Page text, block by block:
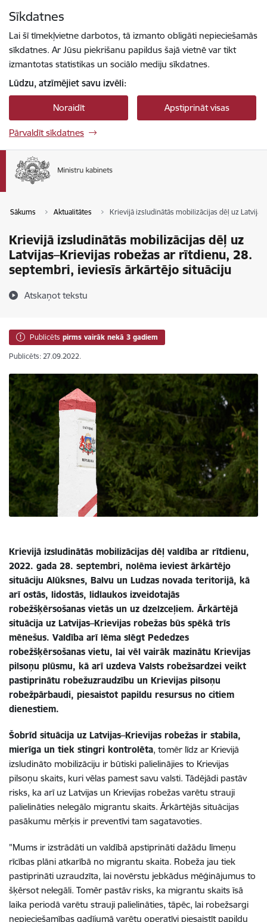
Sīkdatnes
Lai šī tīmekļvietne darbotos, tā izmanto obligāti nepieciešamās
sīkdatnes. Ar Jūsu piekrišanu papildus šajā vietnē var tikt
izmantotas statistikas un sociālo mediju sīkdatnes.
Lūdzu, atzīmējiet savu izvēli:
Noraidīt Apstiprināt visas
Pārvaldīt sīkdatnes
Sākums Aktualitātes Krievijā izsludinātās mobilizācijas dēļ uz
Krievijā izsludinātās mobilizācijas dēļ uz
Latvijas–Krievijas robežas ar rītdienu, 28.
septembri, ieviesīs ārkārtējo situāciju
Atskaņot tekstu
Publicēts pirms vairāk nekā 3 gadiem
Publicēts: 27.09.2022.
Krievijā izsludinātās mobilizācijas dēļ valdība ar rītdienu,
2022. gada 28. septembri, nolēma ieviest ārkārtējo
situāciju Alūksnes, Balvu un Ludzas novada teritorijā, kā
arī ostās, lidostās, lidlaukos izveidotajās
robežšķērsošanas vietās un uz dzelzceļiem. Ārkārtējā
situācija uz Latvijas–Krievijas robežas būs spēkā trīs
mēnešus. Valdība arī lēma slēgt Pededzes
robežšķērsošanas vietu, lai vēl vairāk mazinātu Krievijas
pilsoņu plūsmu, kā arī uzdeva Valsts robežsardzei veikt
pastiprinātu robežuzraudzību un Krievijas pilsoņu
robežpārbaudi, piesaistot papildu resursus no citiem
dienestiem.
Šobrīd situācija uz Latvijas–Krievijas robežas ir stabila,
mierīga un tiek stingri kontrolēta, tomēr līdz ar Krievijā
izsludināto mobilizāciju ir būtiski palielinājies to Krievijas
pilsoņu skaits, kuri vēlas pamest savu valsti. Tādējādi pastāv
risks, ka arī uz Latvijas un Krievijas robežas varētu strauji
palielināties nelegālo migrantu skaits. Ārkārtējās situācijas
pasākumu mērķis ir preventīvi tam sagatavoties.
"Mums ir izstrādāti un valdībā apstiprināti dažādu līmeņu
rīcības plāni atkarībā no migrantu skaita. Robeža jau tiek
pastiprināti uzraudzīta, lai novērstu jebkādus mēģinājumus to
šķērsot nelegāli. Tomēr pastāv risks, ka migrantu skaits īsā
laika periodā varētu strauji palielināties, tāpēc, lai robežsargi
nepieciešamības gadījumā varētu operatīvi piesaistīt papildu